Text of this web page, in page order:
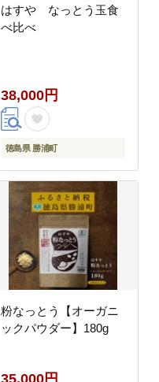
はすや なっとう玉食
べ比べ
38,000円
徳島県 勝浦町
粉なっとう【オーガニ
ックパウダー】180g
35,000円